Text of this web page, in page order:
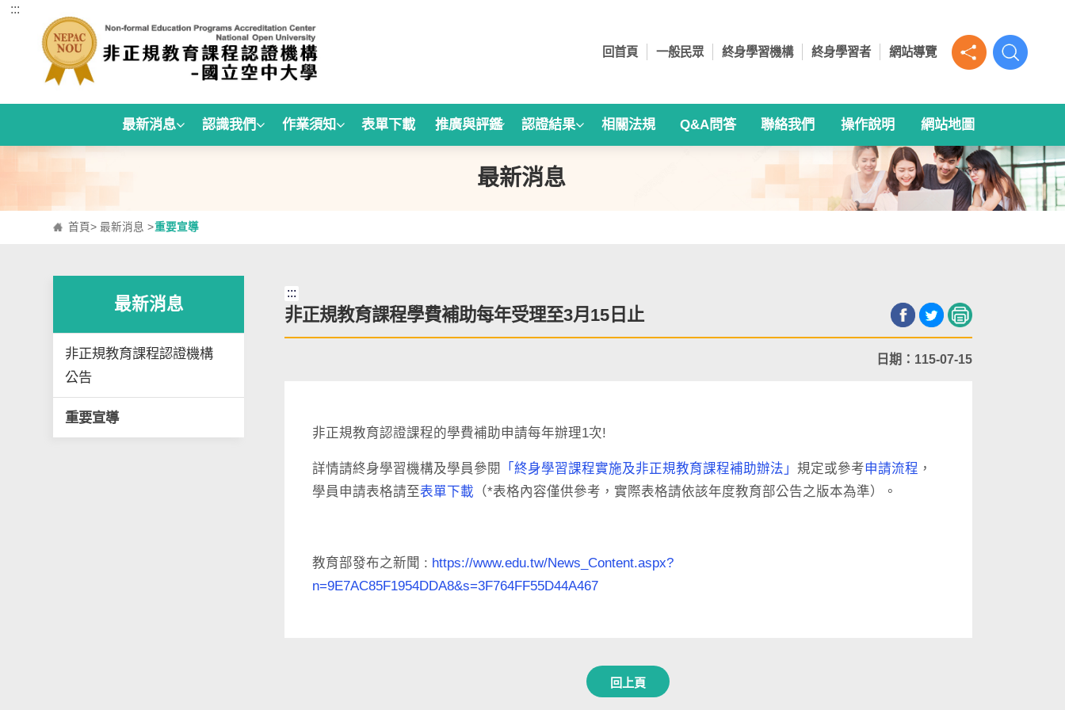
跳到主要內容區塊
:::
回首頁 一般民眾 終身學習機構 終身學習者 網站導覽
最新消息 認識我們 作業須知 表單下載 推廣與評鑑 認證結果 相關法規 Q&A問答 聯絡我們 操作說明 網站地圖
最新消息
首頁>最新消息 >重要宣導
最新消息
非正規教育課程認證機構
公告
重要宣導
:::
非正規教育課程學費補助每年受理至3月15日止
日期：115-07-15
非正規教育認證課程的學費補助申請每年辦理1次!
詳情請終身學習機構及學員參閱 「終身學習課程實施及非正規教育課程補助辦法」規定或參考申請流程 ，
學員申請表格請至表單下載 （*表格內容僅供參考，實際表格請依該年度教育部公告之版本為準）。
教育部發布之新聞 : https://www.edu.tw/News_Content.aspx?
n=9E7AC85F1954DDA8&s=3F764FF55D44A467
回上頁